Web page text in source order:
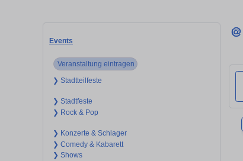
Events
Veranstaltung eintragen
❯ Stadtteilfeste
❯ Stadtfeste
❯ Rock & Pop
❯ Konzerte & Schlager
❯ Comedy & Kabarett
❯ Shows